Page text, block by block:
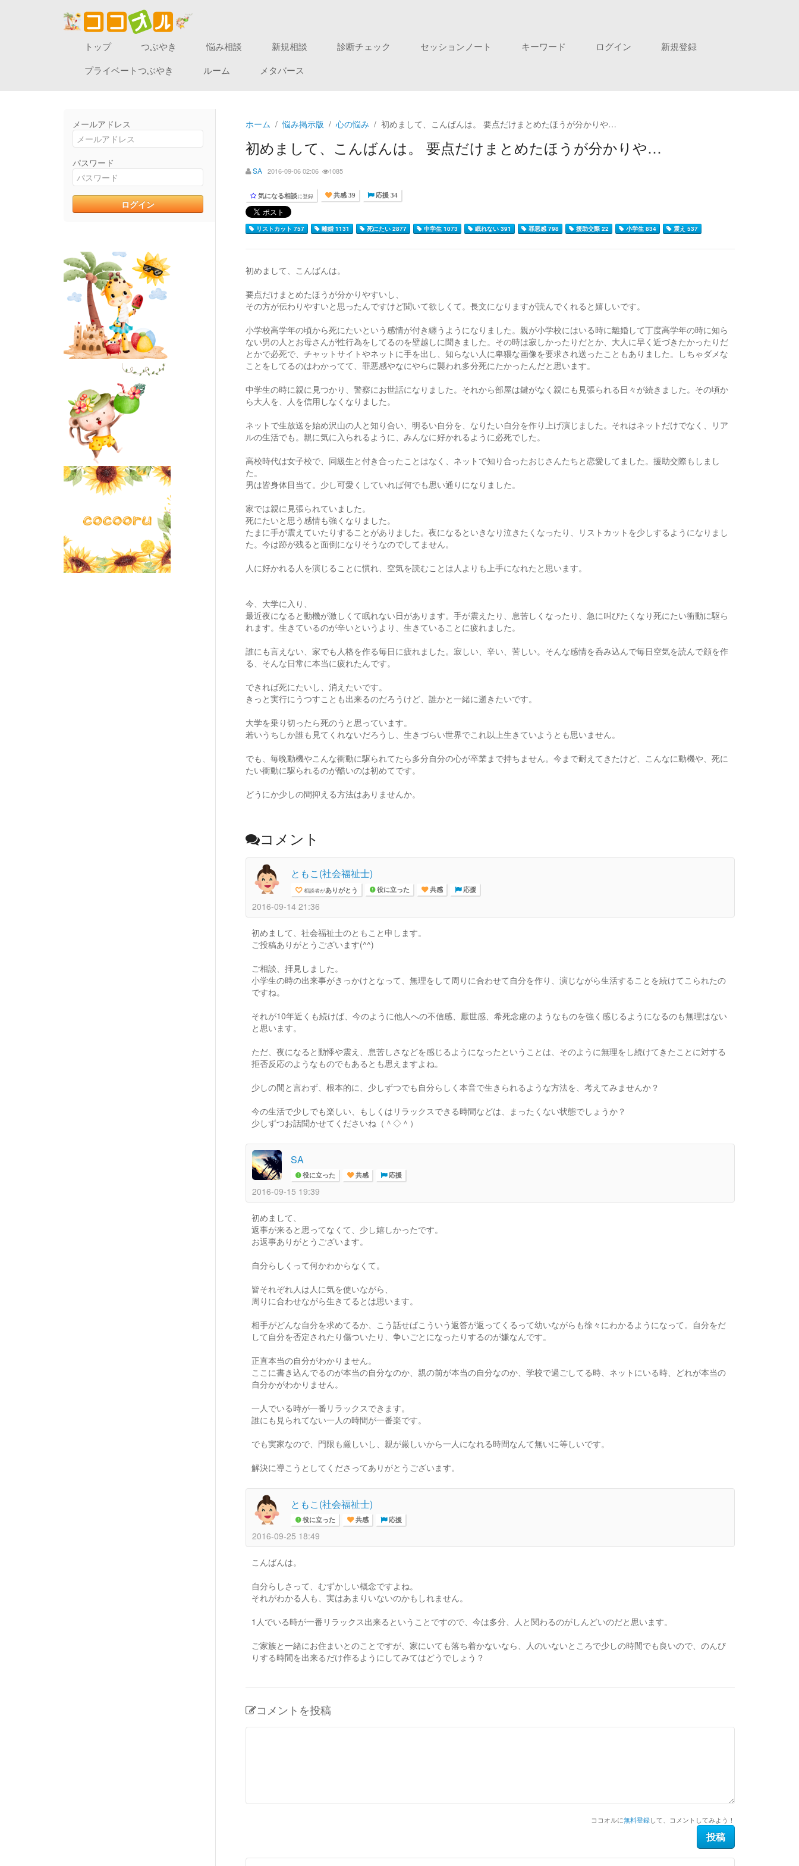
トップ つぶやき 悩み相談 新規相談 診断チェック セッションノート キーワード ログイン
新規登録
プライベートつぶやき
ルーム メタバース
メールアドレス
パスワード
ホーム 悩み掲示版 心の悩み 初めまして、こんばんは。 要点だけまとめたほうが分かりや…
初めまして、こんばんは。 要点だけまとめたほうが分かりや…
SA 2016-09-06 02:06 1085
気になる相談に登録 共感 39 応援 34
リストカット 757 離婚 1131 死にたい 2877 中学生 1073 眠れない 391 罪悪感 798 援助交際 22 小学生 834 震え 537
初めまして、こんばんは。
要点だけまとめたほうが分かりやすいし、
その方が伝わりやすいと思ったんですけど聞いて欲しくて。長文になりますが読んでくれると嬉しいです。
小学校高学年の頃から死にたいという感情が付き纏うようになりました。親が小学校にはいる時に離婚して丁度高学年の時に知ら
ない男の人とお母さんが性行為をしてるのを壁越しに聞きました。その時は寂しかったりだとか、大人に早く近づきたかったりだ
とかで必死で、チャットサイトやネットに手を出し、知らない人に卑猥な画像を要求され送ったこともありました。しちゃダメな
ことをしてるのはわかってて、罪悪感やなにやらに襲われ多分死にたかったんだと思います。
中学生の時に親に見つかり、警察にお世話になりました。それから部屋は鍵がなく親にも見張られる日々が続きました。その頃か
ら大人を、人を信用しなくなりました。
ネットで生放送を始め沢山の人と知り合い、明るい自分を、なりたい自分を作り上げ演じました。それはネットだけでなく、リア
ルの生活でも。親に気に入られるように、みんなに好かれるように必死でした。
高校時代は女子校で、同級生と付き合ったことはなく、ネットで知り合ったおじさんたちと恋愛してました。援助交際もしまし
た。
男は皆身体目当て。少し可愛くしていれば何でも思い通りになりました。
家では親に見張られていました。
死にたいと思う感情も強くなりました。
たまに手が震えていたりすることがありました。夜になるといきなり泣きたくなったり、リストカットを少しするようになりまし
た。今は跡が残ると面倒になりそうなのでしてません。
人に好かれる人を演じることに慣れ、空気を読むことは人よりも上手になれたと思います。
今、大学に入り、
最近夜になると動機が激しくて眠れない日があります。手が震えたり、息苦しくなったり、急に叫びたくなり死にたい衝動に駆ら
れます。生きているのが辛いというより、生きていることに疲れました。
誰にも言えない、家でも人格を作る毎日に疲れました。寂しい、辛い、苦しい。そんな感情を呑み込んで毎日空気を読んで顔を作
る、そんな日常に本当に疲れたんです。
できれば死にたいし、消えたいです。
きっと実行にうつすことも出来るのだろうけど、誰かと一緒に逝きたいです。
大学を乗り切ったら死のうと思っています。
若いうちしか誰も見てくれないだろうし、生きづらい世界でこれ以上生きていようとも思いません。
でも、毎晩動機やこんな衝動に駆られてたら多分自分の心が卒業まで持ちません。今まで耐えてきたけど、こんなに動機や、死に
たい衝動に駆られるのが酷いのは初めてです。
どうにか少しの間抑える方法はありませんか。
コメント
ともこ(社会福祉士)
相談者がありがとう 役に立った 共感 応援
2016-09-14 21:36
初めまして、社会福祉士のともこと申します。
ご投稿ありがとうございます(^^)
ご相談、拝見しました。
小学生の時の出来事がきっかけとなって、無理をして周りに合わせて自分を作り、演じながら生活することを続けてこられたの
ですね。
それが10年近くも続けば、今のように他人への不信感、厭世感、希死念慮のようなものを強く感じるようになるのも無理はない
と思います。
ただ、夜になると動悸や震え、息苦しさなどを感じるようになったということは、そのように無理をし続けてきたことに対する
拒否反応のようなものでもあるとも思えますよね。
少しの間と言わず、根本的に、少しずつでも自分らしく本音で生きられるような方法を、考えてみませんか？
今の生活で少しでも楽しい、もしくはリラックスできる時間などは、まったくない状態でしょうか？
少しずつお話聞かせてくださいね（＾◇＾）
SA
役に立った 共感 応援
2016-09-15 19:39
初めまして、
返事が来ると思ってなくて、少し嬉しかったです。
お返事ありがとうございます。
自分らしくって何かわからなくて。
皆それぞれ人は人に気を使いながら、
周りに合わせながら生きてるとは思います。
相手がどんな自分を求めてるか、こう話せばこういう返答が返ってくるって幼いながらも徐々にわかるようになって。自分をだ
して自分を否定されたり傷ついたり、争いごとになったりするのが嫌なんです。
正直本当の自分がわかりません。
ここに書き込んでるのが本当の自分なのか、親の前が本当の自分なのか、学校で過ごしてる時、ネットにいる時、どれが本当の
自分かがわかりません。
一人でいる時が一番リラックスできます。
誰にも見られてない一人の時間が一番楽です。
でも実家なので、門限も厳しいし、親が厳しいから一人になれる時間なんて無いに等しいです。
解決に導こうとしてくださってありがとうございます。
ともこ(社会福祉士)
役に立った 共感 応援
2016-09-25 18:49
こんばんは。
自分らしさって、むずかしい概念ですよね。
それがわかる人も、実はあまりいないのかもしれません。
1人でいる時が一番リラックス出来るということですので、今は多分、人と関わるのがしんどいのだと思います。
ご家族と一緒にお住まいとのことですが、家にいても落ち着かないなら、人のいないところで少しの時間でも良いので、のんび
りする時間を出来るだけ作るようにしてみてはどうでしょう？
コメントを投稿
ココオルに無料登録して、コメントしてみよう！